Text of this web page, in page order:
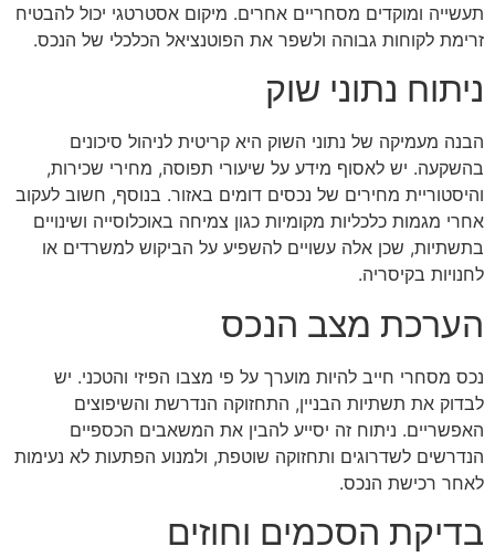
תעשייה ומוקדים מסחריים אחרים. מיקום אסטרטגי יכול להבטיח
זרימת לקוחות גבוהה ולשפר את הפוטנציאל הכלכלי של הנכס.
ניתוח נתוני שוק
הבנה מעמיקה של נתוני השוק היא קריטית לניהול סיכונים
בהשקעה. יש לאסוף מידע על שיעורי תפוסה, מחירי שכירות,
והיסטוריית מחירים של נכסים דומים באזור. בנוסף, חשוב לעקוב
אחרי מגמות כלכליות מקומיות כגון צמיחה באוכלוסייה ושינויים
בתשתיות, שכן אלה עשויים להשפיע על הביקוש למשרדים או
לחנויות בקיסריה.
הערכת מצב הנכס
נכס מסחרי חייב להיות מוערך על פי מצבו הפיזי והטכני. יש
לבדוק את תשתיות הבניין, התחזוקה הנדרשת והשיפוצים
האפשריים. ניתוח זה יסייע להבין את המשאבים הכספיים
הנדרשים לשדרוגים ותחזוקה שוטפת, ולמנוע הפתעות לא נעימות
לאחר רכישת הנכס.
בדיקת הסכמים וחוזים